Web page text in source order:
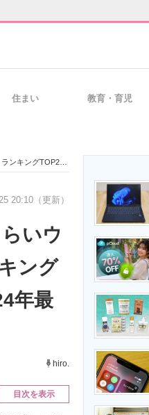
経営リーダーのコミュニティ
製造業のIT導入・活用を支援
エネルギーの専門メディア
住まい 教育・育児
【2024年最新調査結果】
20:10（更新）
いウ
ング
年最
hiro.
目次を表示